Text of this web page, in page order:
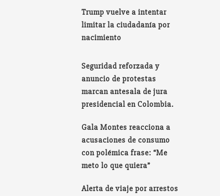
Trump vuelve a intentar
limitar la ciudadanía por
nacimiento
Seguridad reforzada y
anuncio de protestas
marcan antesala de jura
presidencial en Colombia.
Gala Montes reacciona a
acusaciones de consumo
con polémica frase: “Me
meto lo que quiera”
Alerta de viaje por arrestos